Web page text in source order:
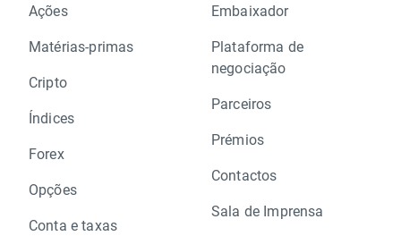
Ações
Matérias-primas
Cripto
Índices
Forex
Opções
Conta e taxas
Embaixador
Plataforma de
negociação
Parceiros
Prémios
Contactos
Sala de Imprensa